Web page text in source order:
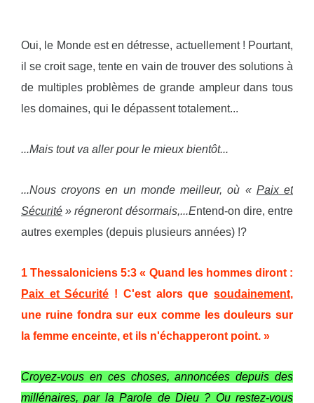
Oui, le Monde est en détresse, actuellement ! Pourtant,
il se croit sage, tente en vain de trouver des solutions à
de multiples problèmes de grande ampleur dans tous
les domaines, qui le dépassent totalement...
...Mais tout va aller pour le mieux bientôt...
...Nous croyons en un monde meilleur, où « Paix et
Sécurité » régneront désormais,...Entend-on dire, entre
autres exemples (depuis plusieurs années) !?
1 Thessaloniciens 5:3 « Quand les hommes diront :
Paix et Sécurité ! C'est alors quesoudainement,
une ruine fondra sur eux comme les douleurs sur
la femme enceinte, et ils n'échapperont point. »
Croyez-vous en ces choses, annoncées depuis des
millénaires, par la Parole de Dieu ? Ou restez-vous